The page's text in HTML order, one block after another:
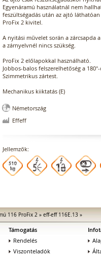
Egyenáramú használatnál nem
feszültségadás után az ajtó
ProFix 2 kivitel.
A nyitási művelet során a zárcsapda
a zárnyelvnél nincs szükség.
ProFix 2 előlapokkal használható.
Jobbos-balos felszerelhetőség a
Szimmetrikus zártest.
Mechanikus kiiktatás (E)
Németország
Effeff
Jellemzők:
116 ProFix 2» eff-eff 116E.13»
Támogatás
Rendelés
Viszonteladók